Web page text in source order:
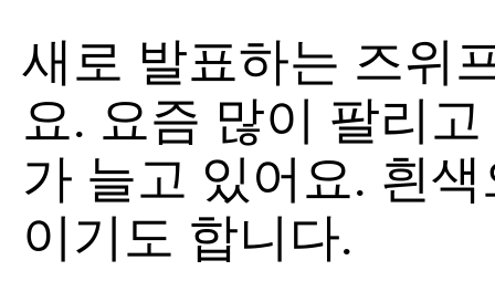
새로 발표하는 즈위
요. 요즘 많이 팔리
가 늘고 있어요. 흰
이기도 합니다.